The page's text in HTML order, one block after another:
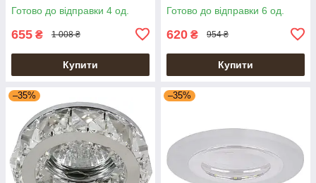
Готово до відправки 4 од.
655 ₴ 1 008 ₴
Купити
Готово до відправки 6 од.
620 ₴ 954 ₴
Купити
–35% –35%